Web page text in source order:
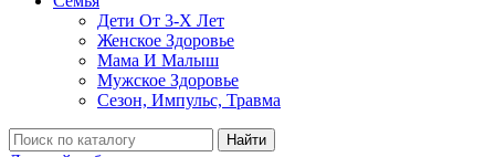
Дети От 3-Х Лет
Женское Здоровье
Мама И Малыш
Мужское Здоровье
Сезон, Импульс, Травма
Найти